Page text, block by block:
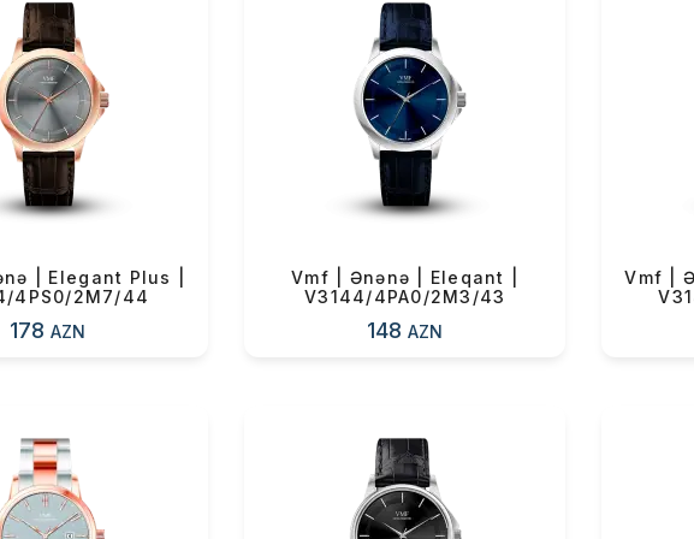
Və nəhayət, belə bir saat
— Vahid Mustafayev.
| Elegant Plus |
4PS0/2M7/44
178 AZN
Vmf | Ənənə | Eleqant |
V3144/4PA0/2M3/43
148AZN
Vmf |
səbətə əlavə edildi
detalları